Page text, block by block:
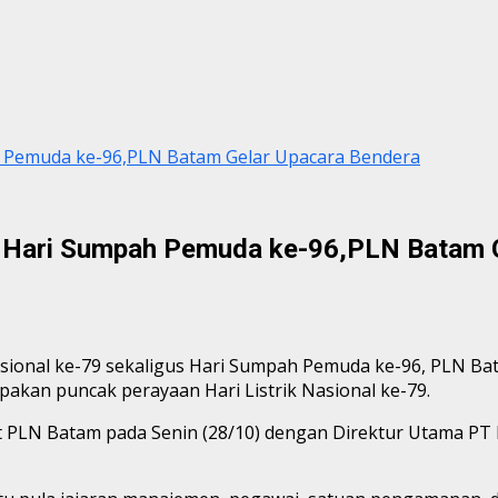
ke-96,PLN Batam Gelar Upacara Bendera
Sumpah Pemuda ke-96,PLN Batam
ke-79 sekaligus Hari Sumpah Pemuda ke-96, PLN
puncak perayaan Hari Listrik Nasional ke-79.
Batam pada Senin (28/10) dengan Direktur Utama